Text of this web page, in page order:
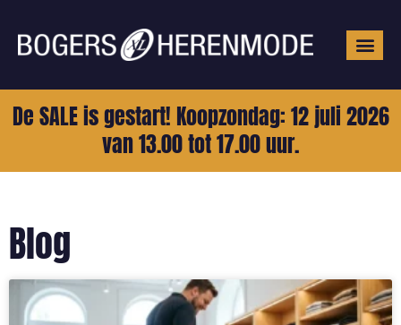
De SALE is gestart! Koopzondag: 12 juli 2026
van 13.00 tot 17.00 uur.
Blog